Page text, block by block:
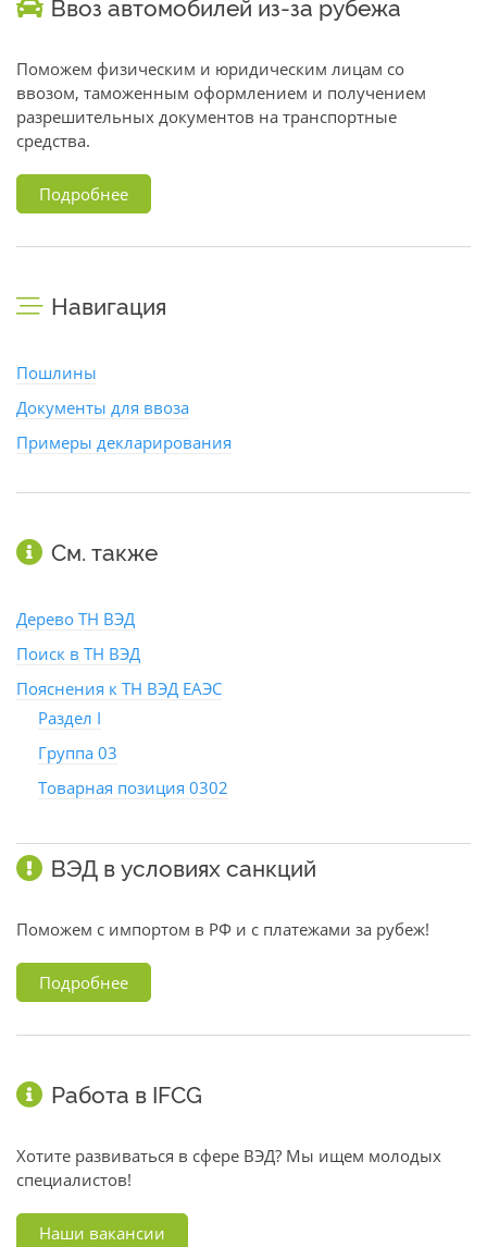
Ввоз автомобилей из-за рубежа
Поможем физическим и юридическим лицам со
ввозом, таможенным оформлением и получением
разрешительных документов на транспортные
средства.
Подробнее
Навигация
Пошлины
Документы для ввоза
Примеры декларирования
См. также
Дерево ТН ВЭД
Поиск в ТН ВЭД
Пояснения к ТН ВЭД ЕАЭС
Раздел I
Группа 03
Товарная позиция 0302
ВЭД в условиях санкций
Поможем с импортом в РФ и с платежами за рубеж!
Подробнее
Работа в IFCG
Хотите развиваться в сфере ВЭД? Мы ищем молодых
специалистов!
Наши вакансии